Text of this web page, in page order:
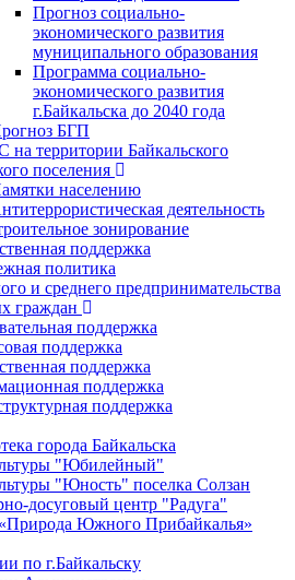
Прогноз социально-
экономического развития
муниципального образования
Программа социально-
экономического развития
г.Байкальска до 2040 года
БГП
территории Байкальского
поселения
населению
деятельность
зонирование
поддержка
политика
и среднего предпринимательства
граждан
поддержка
поддержка
поддержка
поддержка
поддержка
города Байкальска
"Юбилейный"
"Юность" поселка Солзан
досуговый центр "Радуга"
Южного Прибайкалья»
по г.Байкальску